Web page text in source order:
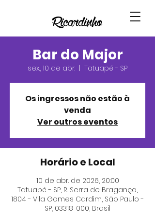
Bar do Major
sex., 10 de abr. Tatuapé - SP
Os ingressos não estão à
venda
Ver outros eventos
Horário e Local
10 de abr. de 2026, 20:00
Tatuapé - SP, R. Serra de Bragança,
1804 - Vila Gomes Cardim, São Paulo -
SP, 03318-000, Brasil